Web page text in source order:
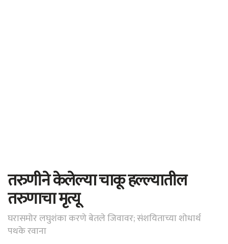
तरुणीने केलेल्या चाकू हल्ल्यातील
तरुणाचा मृत्यू
घरासमोर लघुशंका करणे बेतले जिवावर; संशयिताच्या शोधार्थ
पथके रवाना